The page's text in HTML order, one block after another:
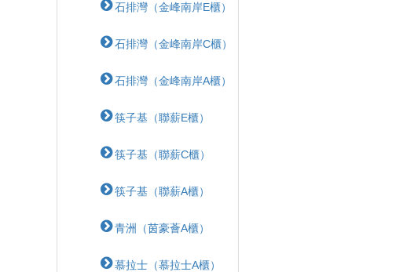
石排灣（金峰南岸E櫃）
石排灣（金峰南岸C櫃）
石排灣（金峰南岸A櫃）
筷子基（聯薪E櫃）
筷子基（聯薪C櫃）
筷子基（聯薪A櫃）
青洲（茵豪薈A櫃）
慕拉士（慕拉士A櫃）